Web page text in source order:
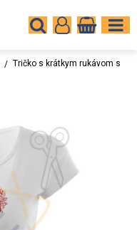
Tričko s krátkym rukávom s